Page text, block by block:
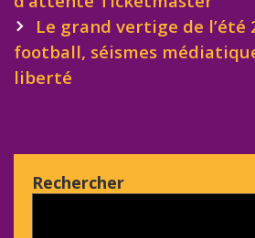
Le grand vertige de l’été
football, séismes
liberté
Rechercher